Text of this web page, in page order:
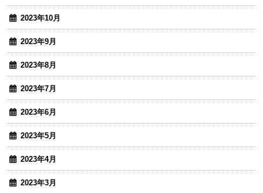
2023年10月
2023年9月
2023年8月
2023年7月
2023年6月
2023年5月
2023年4月
2023年3月